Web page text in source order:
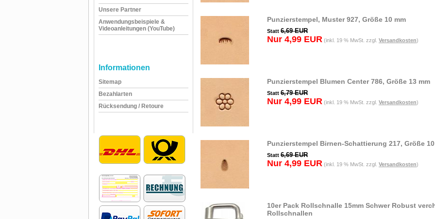
Unsere Partner
Anwendungsbeispiele &
Videoanleitungen (YouTube)
Informationen
Sitemap
Bezahlarten
Rücksendung / Retoure
Punzierstempel, Muster 927, Größe 10 mm
Statt 6,69 EUR
Nur 4,99 EUR (inkl. 19 % MwSt. zzgl. Versandkosten)
Punzierstempel Blumen Center 786, Größe 13 mm
Statt 6,79 EUR
Nur 4,99 EUR (inkl. 19 % MwSt. zzgl. Versandkosten)
Punzierstempel Birnen-Schattierung 217, Größe
Statt 6,69 EUR
Nur 4,99 EUR (inkl. 19 % MwSt. zzgl. Versandkosten)
10er Pack Rollschnalle 15mm Schwer Robust
Rollschnallen